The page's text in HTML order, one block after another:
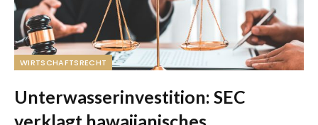
WIRTSCHAFTSRECHT
Unterwasserinvestition: SEC